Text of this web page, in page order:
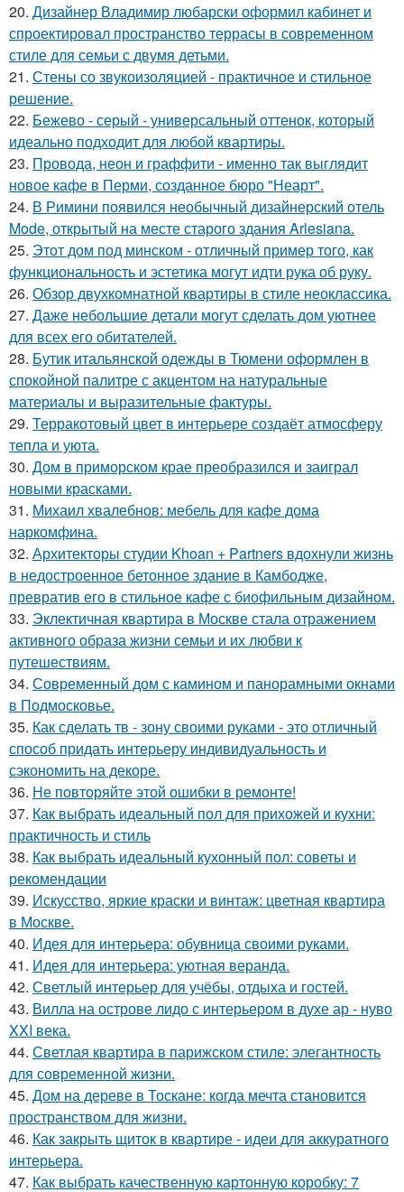
20. Дизайнер Владимир любарски оформил кабинет и
спроектировал пространство террасы в современном
стиле для семьи с двумя детьми.
21. Стены со звукоизоляцией - практичное и стильное
решение.
22. Бежево - серый - универсальный оттенок, который
идеально подходит для любой квартиры.
23. Провода, неон и граффити - именно так выглядит
новое кафе в Перми, созданное бюро "Неарт".
24. В Римини появился необычный дизайнерский отель
Mode, открытый на месте старого здания Arlesiana.
25. Этот дом под минском - отличный пример того, как
функциональность и эстетика могут идти рука об руку.
26. Обзор двухкомнатной квартиры в стиле неоклассика.
27. Даже небольшие детали могут сделать дом уютнее
для всех его обитателей.
28. Бутик итальянской одежды в Тюмени оформлен в
спокойной палитре с акцентом на натуральные
материалы и выразительные фактуры.
29. Терракотовый цвет в интерьере создаёт атмосферу
тепла и уюта.
30. Дом в приморском крае преобразился и заиграл
новыми красками.
31. Михаил хвалебнов: мебель для кафе дома
наркомфина.
32. Архитекторы студии Khoan + Partners вдохнули жизнь
в недостроенное бетонное здание в Камбодже,
превратив его в стильное кафе с биофильным дизайном.
33. Эклектичная квартира в Москве стала отражением
активного образа жизни семьи и их любви к
путешествиям.
34. Современный дом с камином и панорамными окнами
в Подмосковье.
35. Как сделать тв - зону своими руками - это отличный
способ придать интерьеру индивидуальность и
сэкономить на декоре.
36. Не повторяйте этой ошибки в ремонте!
37. Как выбрать идеальный пол для прихожей и кухни:
практичность и стиль
38. Как выбрать идеальный кухонный пол: советы и
рекомендации
39. Искусство, яркие краски и винтаж: цветная квартира
в Москве.
40. Идея для интерьера: обувница своими руками.
41. Идея для интерьера: уютная веранда.
42. Светлый интерьер для учёбы, отдыха и гостей.
43. Вилла на острове лидо с интерьером в духе ар - нуво
XXI века.
44. Светлая квартира в парижском стиле: элегантность
для современной жизни.
45. Дом на дереве в Тоскане: когда мечта становится
пространством для жизни.
46. Как закрыть щиток в квартире - идеи для аккуратного
интерьера.
47. Как выбрать качественную картонную коробку: 7